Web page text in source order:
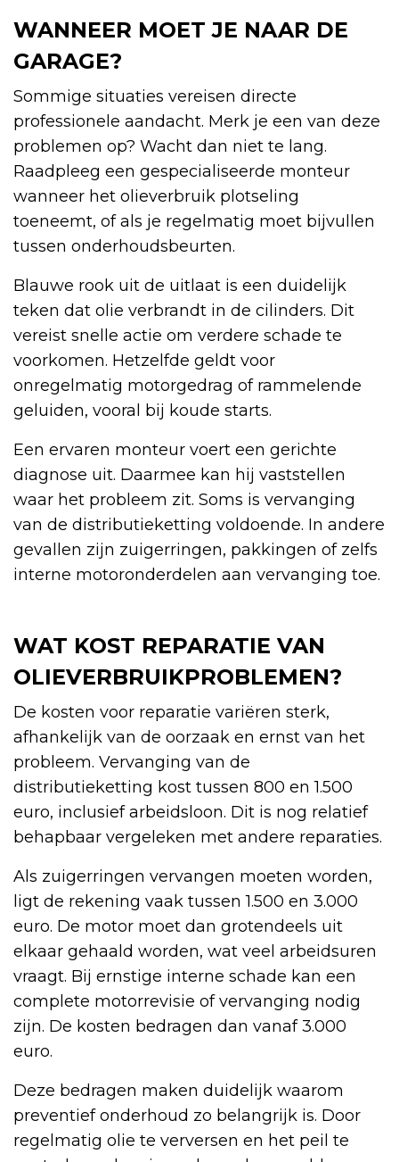
WANNEER MOET JE NAAR DE
GARAGE?
Sommige situaties vereisen directe
professionele aandacht. Merk je een van deze
problemen op? Wacht dan niet te lang.
Raadpleeg een gespecialiseerde monteur
wanneer het olieverbruik plotseling
toeneemt, of als je regelmatig moet bijvullen
tussen onderhoudsbeurten.
Blauwe rook uit de uitlaat is een duidelijk
teken dat olie verbrandt in de cilinders. Dit
vereist snelle actie om verdere schade te
voorkomen. Hetzelfde geldt voor
onregelmatig motorgedrag of rammelende
geluiden, vooral bij koude starts.
Een ervaren monteur voert een gerichte
diagnose uit. Daarmee kan hij vaststellen
waar het probleem zit. Soms is vervanging
van de distributieketting voldoende. In andere
gevallen zijn zuigerringen, pakkingen of zelfs
interne motoronderdelen aan vervanging toe.
WAT KOST REPARATIE VAN
OLIEVERBRUIKPROBLEMEN?
De kosten voor reparatie variëren sterk,
afhankelijk van de oorzaak en ernst van het
probleem. Vervanging van de
distributieketting kost tussen 800 en 1.500
euro, inclusief arbeidsloon. Dit is nog relatief
behapbaar vergeleken met andere reparaties.
Als zuigerringen vervangen moeten worden,
ligt de rekening vaak tussen 1.500 en 3.000
euro. De motor moet dan grotendeels uit
elkaar gehaald worden, wat veel arbeidsuren
vraagt. Bij ernstige interne schade kan een
complete motorrevisie of vervanging nodig
zijn. De kosten bedragen dan vanaf 3.000
euro.
Deze bedragen maken duidelijk waarom
preventief onderhoud zo belangrijk is. Door
regelmatig olie te verversen en het peil te